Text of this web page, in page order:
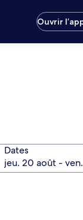
Ouvrir
Dates